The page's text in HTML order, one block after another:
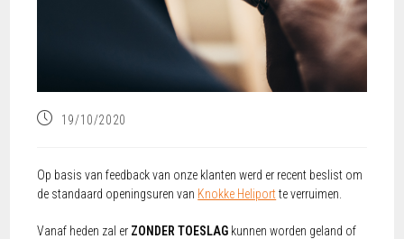
19/10/2020
Op basis van feedback van onze klanten werd er recent beslist om
de standaard openingsuren van Knokke Heliportte verruimen.
Vanaf heden zal er ZONDER TOESLAG kunnen worden geland of